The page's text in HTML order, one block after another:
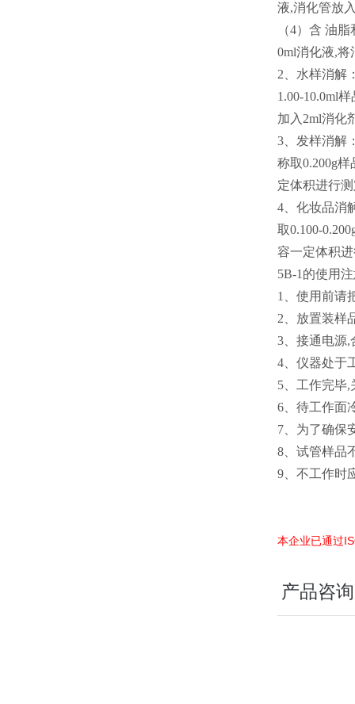
液,消化管放
（4）含 油
0ml消化液,
2、水样消解
1.00-10.0ml
加入2ml消化
3、发样消解
称取0.200g
定体积进行
4、化妆品消
取0.100-
容一定体积
5B-1的使用
1、使用前请
2、放置装样
3、接通电源,
4、仪器处于
5、工作完毕
6、待工作面
7、为了确保
8、试管样品
9、不工作时
本企业已通过
产品咨询